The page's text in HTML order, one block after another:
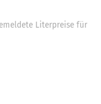
Literpreise für